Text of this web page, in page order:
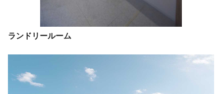
ランドリールーム